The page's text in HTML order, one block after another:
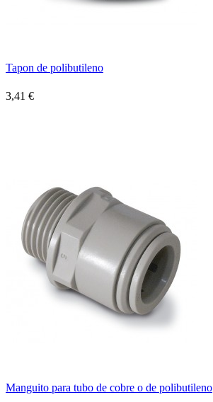
Tapon de polibutileno
3,41 €
Manguito para tubo de cobre o de polibutileno